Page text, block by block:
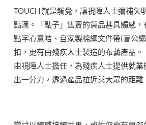
TOUCH 就是觸覺，讓視障人士彌補失
點滴。「點子」售賣的貨品甚具觸感，
點字心意咭、自家製棉繩文件帶(盲公
扣，更有由殘疾人士製造的布藝產品
由視障人士擔任，為殘疾人士提供就
出一分力，透過產品拉近與大眾的距離